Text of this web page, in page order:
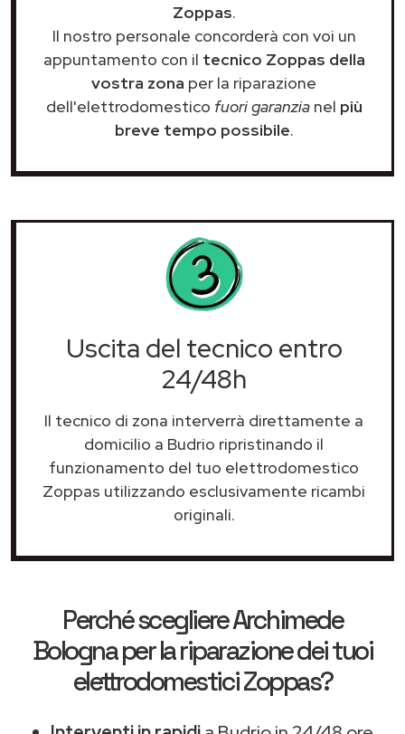
Zoppas.
Il nostro personale concorderà con voi un
appuntamento con il tecnico Zoppas della
vostra zona per la riparazione
dell'elettrodomestico fuori garanzianel più
breve tempo possibile.
Uscita del tecnico entro
24/48h
Il tecnico di zona interverrà direttamente a
domicilio a Budrio ripristinando il
funzionamento del tuo elettrodomestico
Zoppas utilizzando esclusivamente ricambi
originali.
Perché scegliereArchimede
Bolognaper la riparazione dei tuoi
elettrodomestici Zoppas?